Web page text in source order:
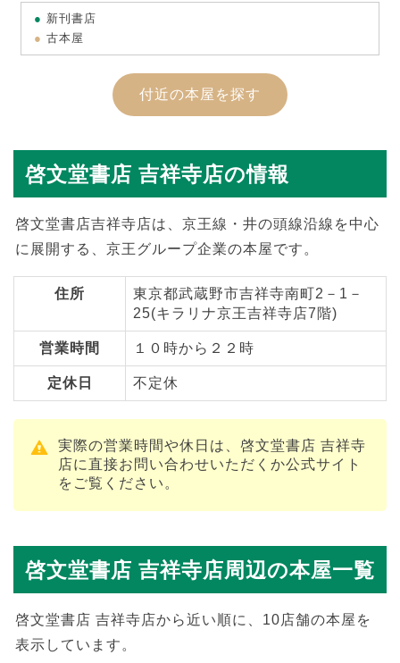
新刊書店
古本屋
付近の本屋を探す
啓文堂書店 吉祥寺店の情報
啓文堂書店吉祥寺店は、京王線・井の頭線沿線を中心
に展開する、京王グループ企業の本屋です。
住所
東京都武蔵野市吉祥寺南町2－1－
25(キラリナ京王吉祥寺店7階)
営業時間 １０時から２２時
定休日 不定休
実際の営業時間や休日は、啓文堂書店 吉祥寺
店に直接お問い合わせいただくか公式サイト
をご覧ください。
啓文堂書店 吉祥寺店周辺の本屋一覧
啓文堂書店 吉祥寺店から近い順に、10店舗の本屋を
表示しています。